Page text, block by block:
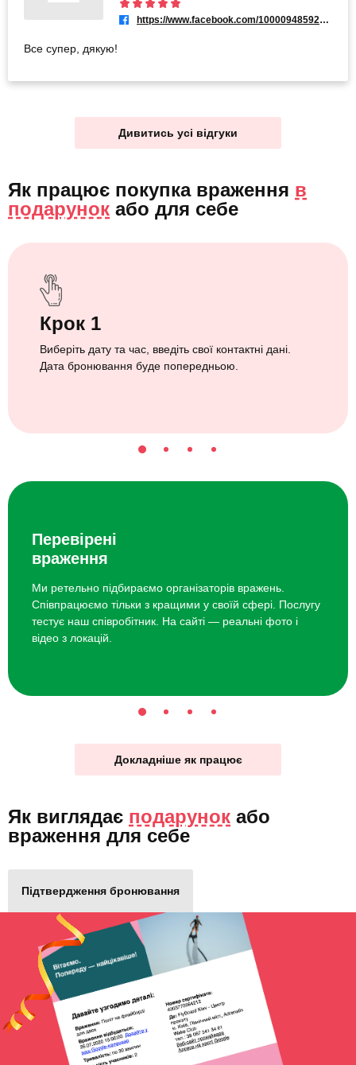
https://www.facebook.com/100009485925045
Все супер, дякую!
Дивитись усі відгуки
Як працює покупка враження в
подарунок або для себе
Крок 1
Виберіть дату та час, введіть свої контактні дані.
Дата бронювання буде попередньою.
Перевірені
враження
Ми ретельно підбираємо організаторів вражень.
Співпрацюємо тільки з кращими у своїй сфері. Послугу
тестує наш співробітник. На сайті — реальні фото і
відео з локацій.
Докладніше як працює
Як виглядає подарунок або
враження для себе
Підтвердження бронювання